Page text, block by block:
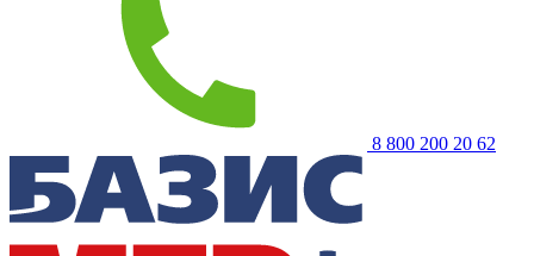
8 800 200 20 62